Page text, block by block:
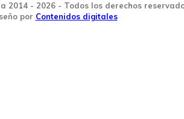
2014 - 2026 - Todos los derechos
por Contenidos digitales